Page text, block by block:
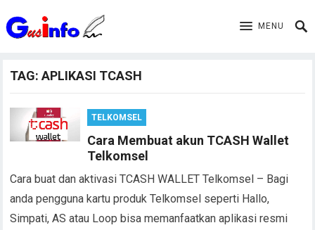
MENU
TAG:APLIKASI TCASH
TELKOMSEL
Cara Membuat akun TCASH Wallet
Telkomsel
Cara buat dan aktivasi TCASH WALLET Telkomsel – Bagi
anda pengguna kartu produk Telkomsel seperti Hallo,
Simpati, AS atau Loop bisa memanfaatkan aplikasi resmi